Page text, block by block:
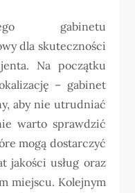
gabinetu
dla skuteczności
Na początku
– gabinet
aby nie utrudniać
warto sprawdzić
mogą dostarczyć
jakości usług oraz
miejscu. Kolejnym